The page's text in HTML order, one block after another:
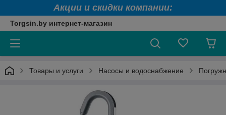
Акции и скидки компании:
Torgsin.by интернет-магазин
Товары и услуги Насосы и водоснабжение